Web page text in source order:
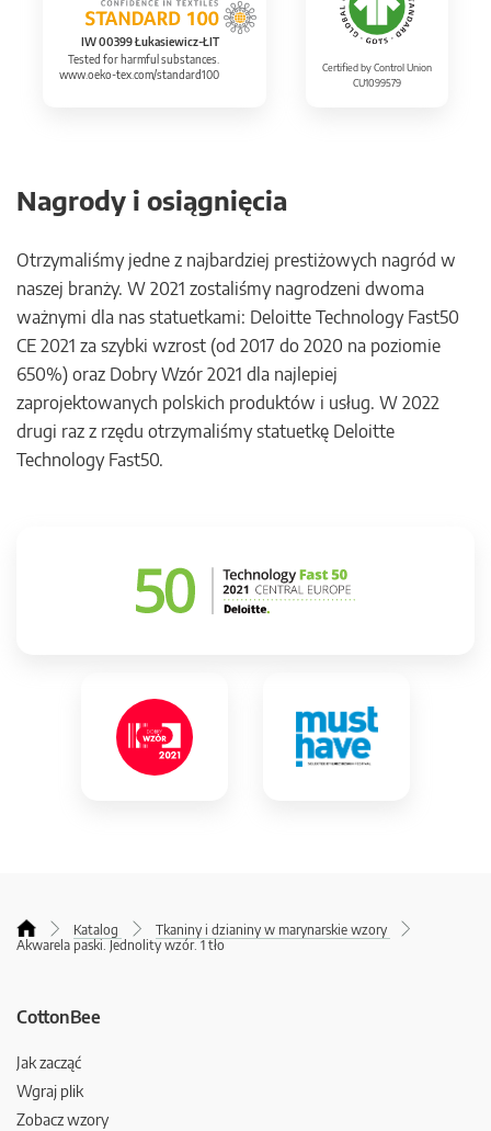
IW 00399 Łukasiewicz-ŁIT
Tested for harmful substances.
www.oeko-tex.com/standard100
Certified by Control Union
CU1099579
Nagrody i osiągnięcia
Otrzymaliśmy jedne z najbardziej prestiżowych nagród w
naszej branży. W 2021 zostaliśmy nagrodzeni dwoma
ważnymi dla nas statuetkami: Deloitte Technology Fast50
CE 2021 za szybki wzrost (od 2017 do 2020 na poziomie
650%) oraz Dobry Wzór 2021 dla najlepiej
zaprojektowanych polskich produktów i usług. W 2022
drugi raz z rzędu otrzymaliśmy statuetkę Deloitte
Technology Fast50.
Katalog
Tkaniny i dzianiny w marynarskie wzory
Akwarela paski. Jednolity wzór. 1 tło
CottonBee
Jak zacząć
Wgraj plik
Zobacz wzory